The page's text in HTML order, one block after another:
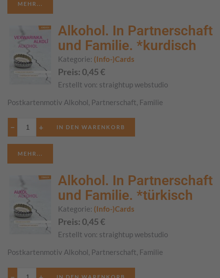
MEHR...
Alkohol. In Partnerschaft
und Familie. *kurdisch
Kategorie: (Info-)Cards
Preis: 0,45€
Erstellt von: straightup webstudio
Postkartenmotiv Alkohol, Partnerschaft, Familie
− +
MEHR...
Alkohol. In Partnerschaft
und Familie. *türkisch
Kategorie: (Info-)Cards
Preis: 0,45€
Erstellt von: straightup webstudio
Postkartenmotiv Alkohol, Partnerschaft, Familie